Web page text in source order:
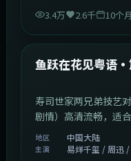
3.4万 2.6千 10个
最新
鱼跃在花见粤语
寿司世家两兄弟技艺
剧情）高清流畅，适合
地区 中国大陆
主演
易烊千玺 / 周迅